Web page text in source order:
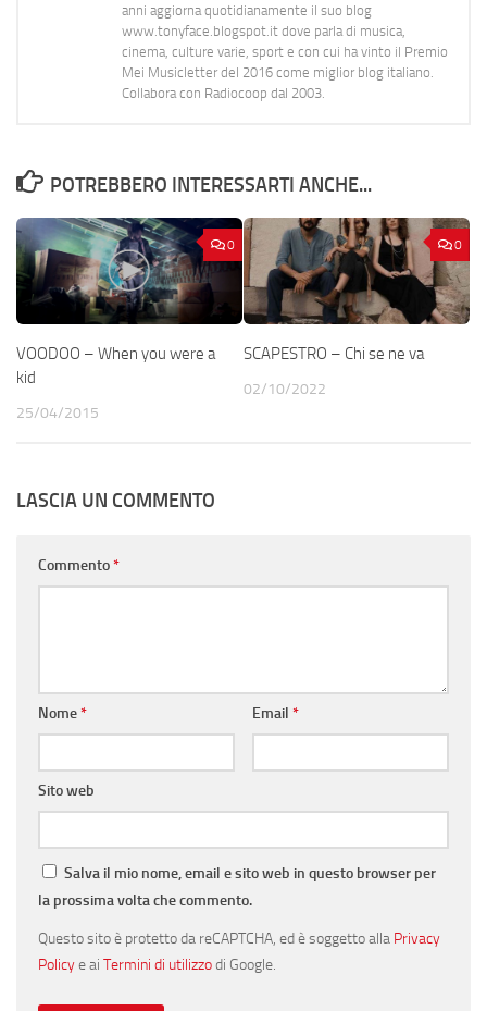
anni aggiorna quotidianamente il suo blog
www.tonyface.blogspot.it dove parla di musica,
cinema, culture varie, sport e con cui ha vinto il Premio
Mei Musicletter del 2016 come miglior blog italiano.
Collabora con Radiocoop dal 2003.
POTREBBERO INTERESSARTI ANCHE...
0
VOODOO – When you were a
kid
25/04/2015
0
SCAPESTRO – Chi se ne va
02/10/2022
LASCIA UN COMMENTO
Commento*
Nome* Email *
Sito web
Salva il mio nome, email e sito web in questo browser per
la prossima volta che commento.
Questo sito è protetto da reCAPTCHA, ed è soggetto alla Privacy
Policye ai Termini di utilizzodi Google.